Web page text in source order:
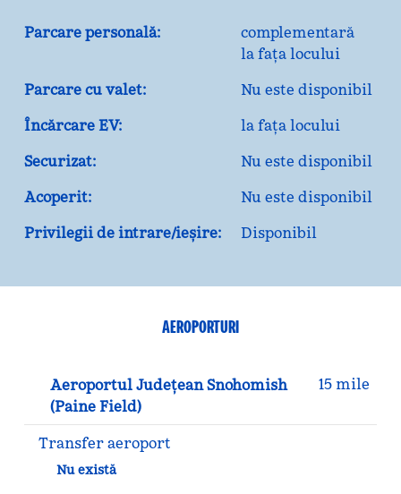
Parcare personală:
complementară
la fața locului
Parcare cu valet:
Nu este disponibil
Încărcare EV:
la fața locului
Securizat:
Nu este disponibil
Acoperit:
Nu este disponibil
Privilegii de intrare/ieșire:
Disponibil
AEROPORTURI
Aeroportul Județean Snohomish
(Paine Field)
15 mile
Transfer aeroport
Nu există